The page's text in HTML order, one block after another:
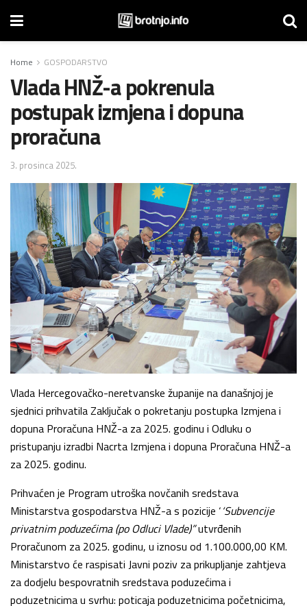
Home GOSPODARSTVO
Vlada HNŽ-a pokrenula
postupak izmjena i dopuna
proračuna
3. prosinca 2025.
Vlada Hercegovačko-neretvanske županije na današnjoj je
sjednici prihvatila Zaključak o pokretanju postupka Izmjena i
dopuna Proračuna HNŽ-a za 2025. godinu i Odluku o
pristupanju izradbi Nacrta Izmjena i dopuna Proračuna HNŽ-a
za 2025. godinu.
Prihvaćen je Program utroška novčanih sredstava
Ministarstva gospodarstva HNŽ-a s pozicije ‘‘Subvencije
privatnim poduzećima (po Odluci Vlade)”utvrđenih
Proračunom za 2025. godinu, u iznosu od 1.100.000,00 KM.
Ministarstvo će raspisati Javni poziv za prikupljanje zahtjeva
za dodjelu bespovratnih sredstava poduzećima i
poduzetnicima u svrhu: poticaja poduzetnicima početnicima,